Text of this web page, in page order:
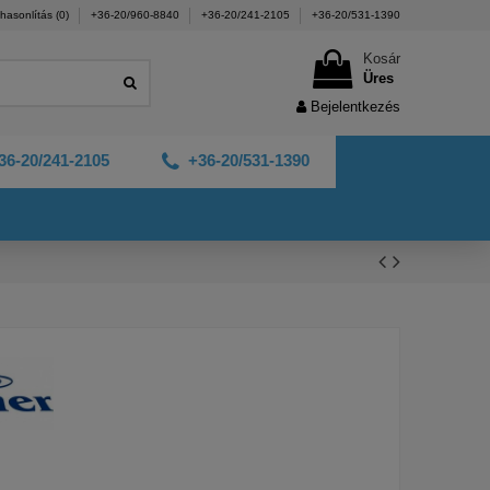
(0) +36-20/960-8840 +36-20/241-2105 +36-20/531-1390
Kosár
Üres
Bejelentkezés
+36-20/531-1390
20/241-2105